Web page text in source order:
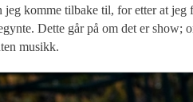
komme tilbake til, for etter at
Dette går på om det er show;
musikk.